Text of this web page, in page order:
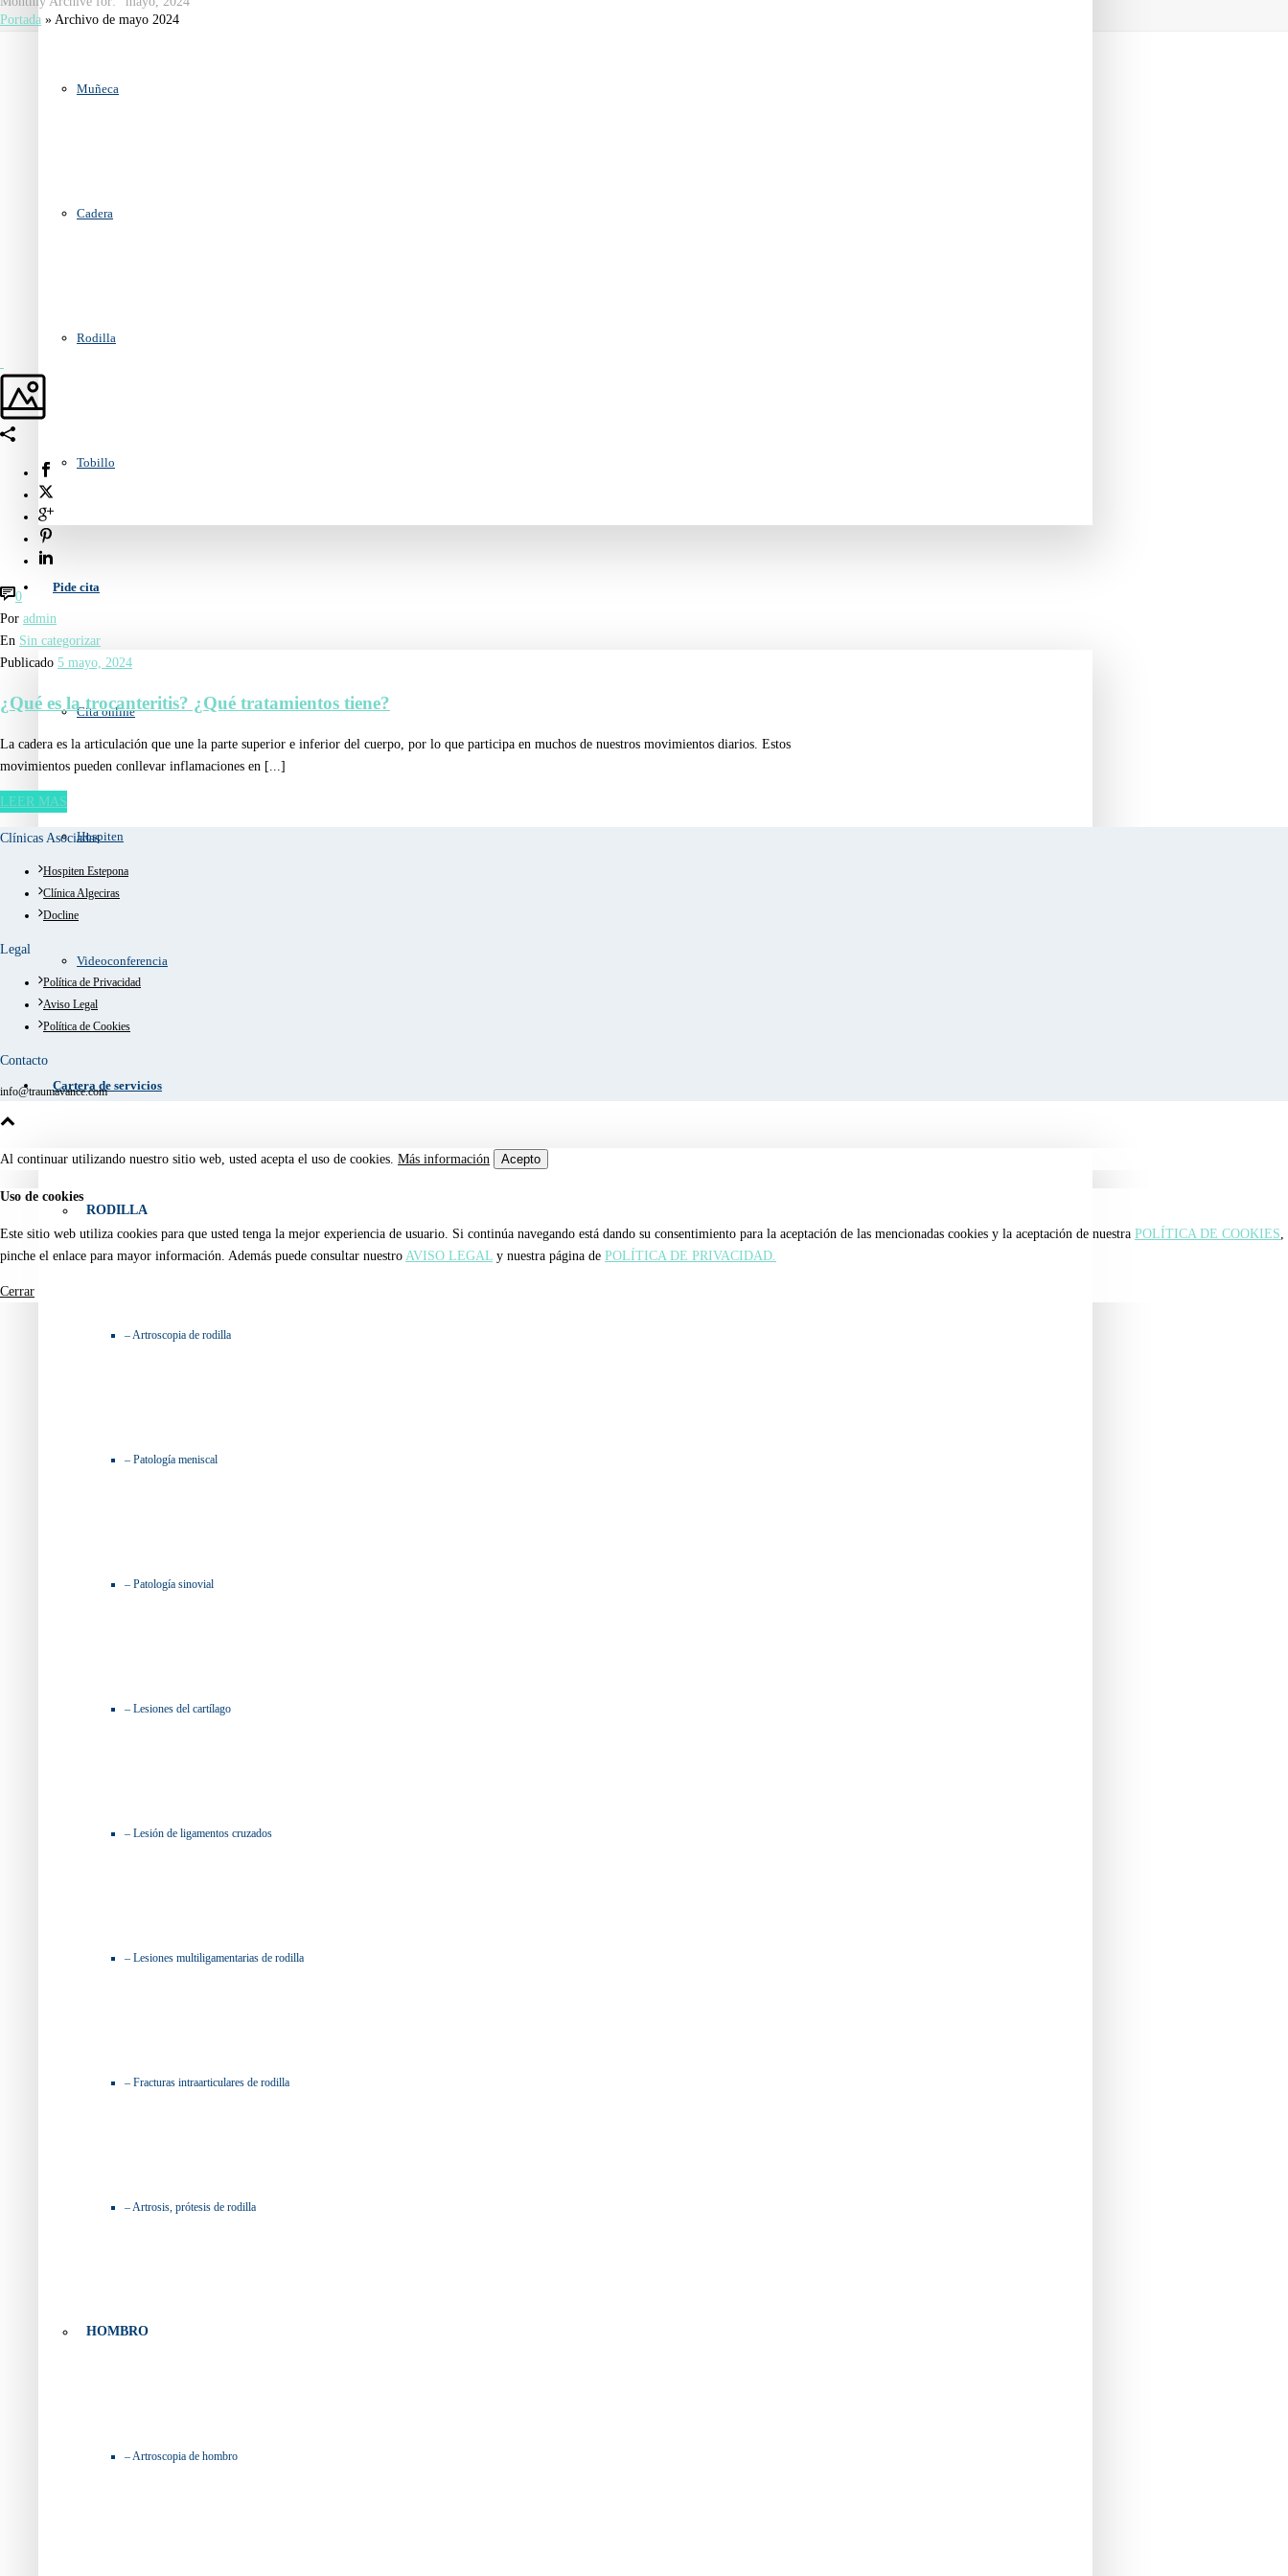
Muñeca
Cadera
Rodilla
Tobillo
Pide cita
Cita online
Hospiten
Videoconferencia
Cartera de servicios
RODILLA
– Artroscopia de rodilla
– Patología meniscal
– Patología sinovial
– Lesiones del cartílago
– Lesión de ligamentos cruzados
– Lesiones multiligamentarias de rodilla
– Fracturas intraarticulares de rodilla
– Artrosis, prótesis de rodilla
HOMBRO
– Artroscopia de hombro
Portada » Archivo de mayo 2024
0
Por admin
En Sin categorizar
Publicado 5 mayo, 2024
¿Qué es la trocanteritis? ¿Qué tratamientos tiene?
La cadera es la articulación que une la parte superior e inferior del cuerpo, por lo que participa en muchos de nuestros movimientos diarios. Estos
movimientos pueden conllevar inflamaciones en [...]
LEER MAS
Clínicas Asociadas
Hospiten Estepona
Clínica Algeciras
Docline
Legal
Política de Privacidad
Aviso Legal
Política de Cookies
Contacto
info@traumavance.com
Al continuar utilizando nuestro sitio web, usted acepta el uso de cookies. Más información Acepto
Uso de cookies
Este sitio web utiliza cookies para que usted tenga la mejor experiencia de usuario. Si continúa navegando está dando su consentimiento para la aceptación de las mencionadas cookies y la aceptación de nuestra POLÍTICA DE COOKIES,
pinche el enlace para mayor información. Además puede consultar nuestro AVISO LEGAL y nuestra página de POLÍTICA DE PRIVACIDAD.
Cerrar